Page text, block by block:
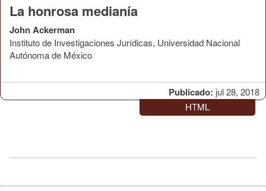
Publicado: jul 28, 2018
La honrosa medianía
John Ackerman
Instituto de Investigaciones Jurídicas, Universidad Nacional
Autónoma de México
HTML